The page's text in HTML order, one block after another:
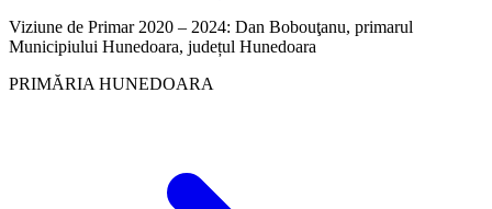
Viziune de Primar 2020 – 2024: Dan Bobouţanu, primarul
Municipiului Hunedoara, județul Hunedoara
PRIMĂRIA HUNEDOARA